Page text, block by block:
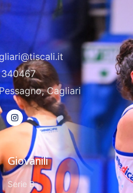
Cagliari
Giovanili
Serie B